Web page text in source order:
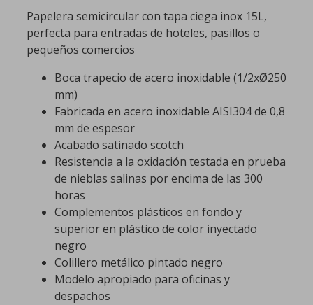
Papelera semicircular con tapa ciega inox 15L,
perfecta para entradas de hoteles, pasillos o
pequeños comercios
Boca trapecio de acero inoxidable (1/2xØ250
mm)
Fabricada en acero inoxidable AISI304 de 0,8
mm de espesor
Acabado satinado scotch
Resistencia a la oxidación testada en prueba
de nieblas salinas por encima de las 300
horas
Complementos plásticos en fondo y
superior en plástico de color inyectado
negro
Colillero metálico pintado negro
Modelo apropiado para oficinas y
despachos